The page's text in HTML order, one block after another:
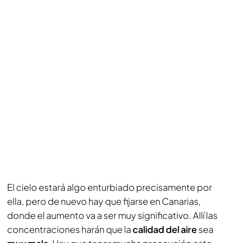
El cielo estará algo enturbiado precisamente por
ella, pero de nuevo hay que fijarse en Canarias,
donde el aumento va a ser muy significativo. Allí las
concentraciones harán que lacalidad del airesea